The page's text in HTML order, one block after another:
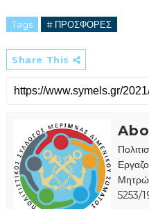
Tags # ΠΡΟΣΦΟΡΕΣ
Share This
5253/